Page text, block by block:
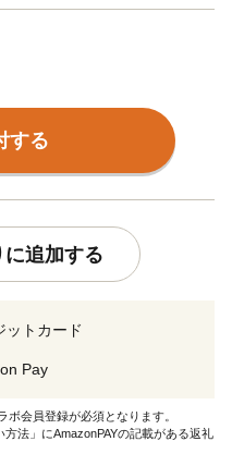
する
追加する
ットカード
Pay
会員登録が必須となります。
法」にAmazonPAYの記載がある返礼